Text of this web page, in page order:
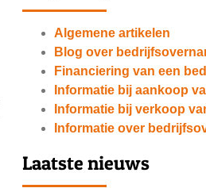
Algemene artikelen
Blog over
Financiering van een
Informatie bij aankoop
Informatie bij verkoop
Informatie over
Laatste nieuws